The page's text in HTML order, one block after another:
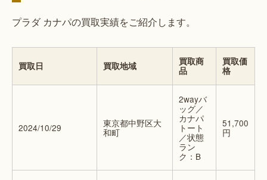
プラダ カナパの買取実績をご紹介します。
買取日 買取地域
買取商
品
買取価
格
2024/10/29
東京都中野区大
和町
2wayバ
ッグ／
カナパ
トート
／状態
ラン
ク：B
51,700
円